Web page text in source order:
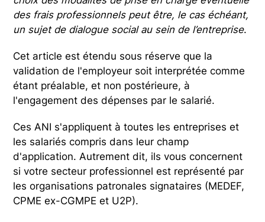
des frais professionnels peut être, le cas échéant,
un sujet de dialogue social au sein de l’entreprise.
Cet article est étendu sous réserve que la
validation de l'employeur soit interprétée comme
étant préalable, et non postérieure, à
l'engagement des dépenses par le salarié.
Ces ANI s'appliquent à toutes les entreprises et
les salariés compris dans leur champ
d'application. Autrement dit, ils vous concernent
si votre secteur professionnel est représenté par
les organisations patronales signataires (MEDEF,
CPME ex-CGMPE et U2P).